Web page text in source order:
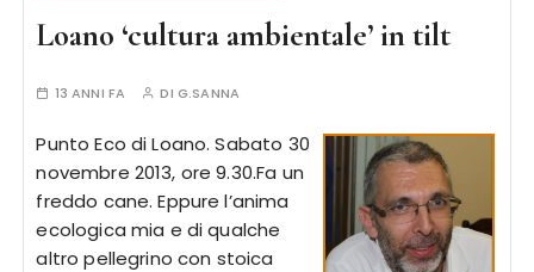
Loano ‘cultura ambientale’ in tilt
13 ANNI FA DI G.SANNA
Punto Eco di Loano. Sabato 30
novembre 2013, ore 9.30.Fa un
freddo cane. Eppure l’anima
ecologica mia e di qualche
altro pellegrino con stoica